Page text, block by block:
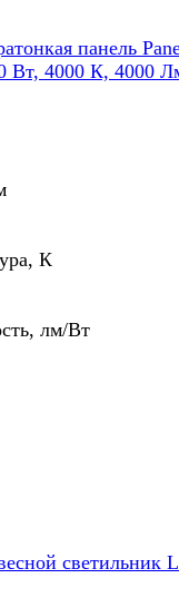
панель
Вт, 4000 К, 4000
К
лм/Вт
светильник